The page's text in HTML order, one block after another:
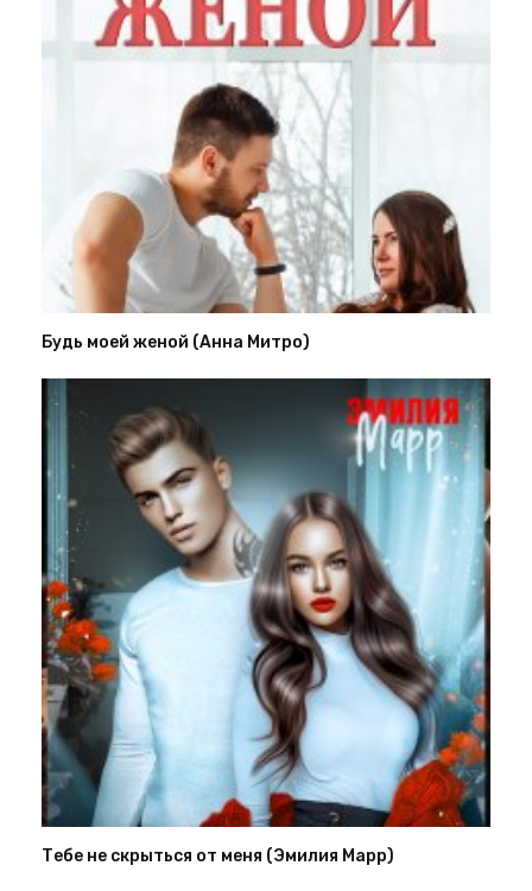
Будь моей женой (Анна Митро)
Тебе не скрыться от меня (Эмилия Марр)